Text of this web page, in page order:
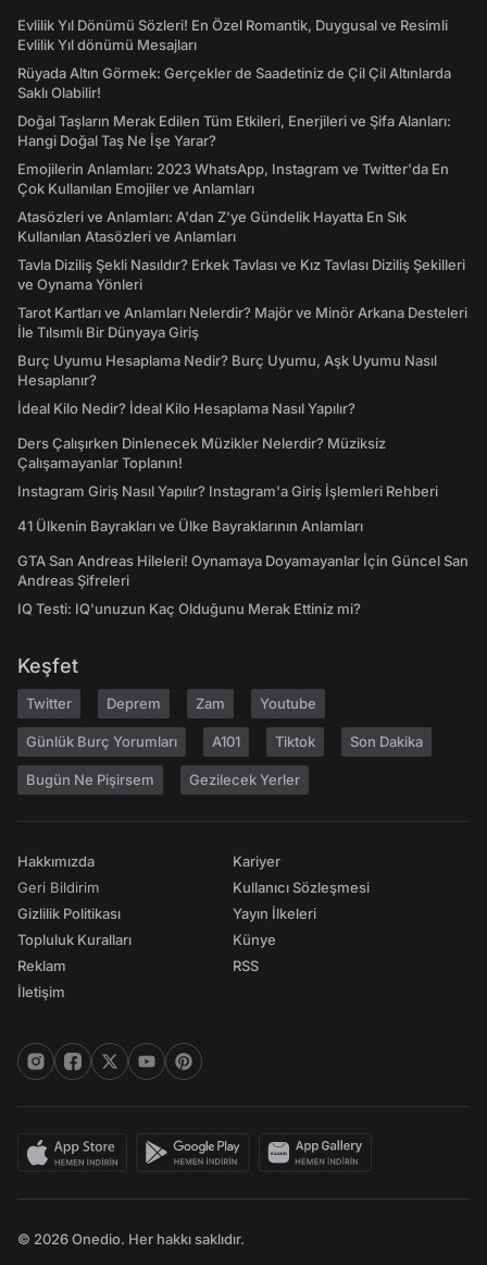
Evlilik Yıl Dönümü Sözleri! En Özel Romantik, Duygusal ve Resimli
Evlilik Yıl dönümü Mesajları
Rüyada Altın Görmek: Gerçekler de Saadetiniz de Çil Çil Altınlarda
Saklı Olabilir!
Doğal Taşların Merak Edilen Tüm Etkileri, Enerjileri ve Şifa Alanları:
Hangi Doğal Taş Ne İşe Yarar?
Emojilerin Anlamları: 2023 WhatsApp, Instagram ve Twitter'da En
Çok Kullanılan Emojiler ve Anlamları
Atasözleri ve Anlamları: A'dan Z'ye Gündelik Hayatta En Sık
Kullanılan Atasözleri ve Anlamları
Tavla Diziliş Şekli Nasıldır? Erkek Tavlası ve Kız Tavlası Diziliş Şekilleri
ve Oynama Yönleri
Tarot Kartları ve Anlamları Nelerdir? Majör ve Minör Arkana Desteleri
İle Tılsımlı Bir Dünyaya Giriş
Burç Uyumu Hesaplama Nedir? Burç Uyumu, Aşk Uyumu Nasıl
Hesaplanır?
İdeal Kilo Nedir? İdeal Kilo Hesaplama Nasıl Yapılır?
Ders Çalışırken Dinlenecek Müzikler Nelerdir? Müziksiz
Çalışamayanlar Toplanın!
Instagram Giriş Nasıl Yapılır? Instagram'a Giriş İşlemleri Rehberi
41 Ülkenin Bayrakları ve Ülke Bayraklarının Anlamları
GTA San Andreas Hileleri! Oynamaya Doyamayanlar İçin Güncel San
Andreas Şifreleri
IQ Testi: IQ'unuzun Kaç Olduğunu Merak Ettiniz mi?
Keşfet
Twitter Deprem Zam Youtube
Günlük Burç Yorumları A101 Tiktok Son Dakika
Bugün Ne Pişirsem Gezilecek Yerler
Hakkımızda
Geri Bildirim
Gizlilik Politikası
Topluluk Kuralları
Reklam
İletişim
Kariyer
Kullanıcı Sözleşmesi
Yayın İlkeleri
Künye
RSS
© 2026 Onedio. Her hakkı saklıdır.